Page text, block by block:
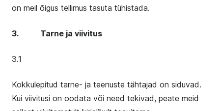
on meil õigus tellimus tasuta tühistada.
3. Tarne ja viivitus
3.1
Kokkulepitud tarne- ja teenuste tähtajad on siduvad.
Kui viivitusi on oodata või need tekivad, peate meid